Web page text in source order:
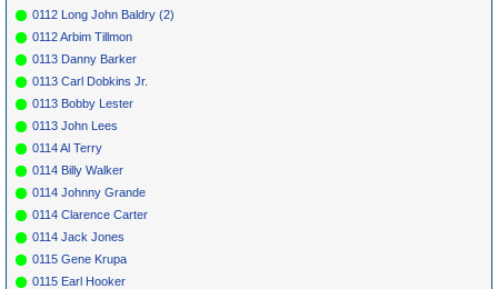
0112 Long John Baldry (2)
0112 Arbim Tillmon
0113 Danny Barker
0113 Carl Dobkins Jr.
0113 Bobby Lester
0113 John Lees
0114 Al Terry
0114 Billy Walker
0114 Johnny Grande
0114 Clarence Carter
0114 Jack Jones
0115 Gene Krupa
0115 Earl Hooker